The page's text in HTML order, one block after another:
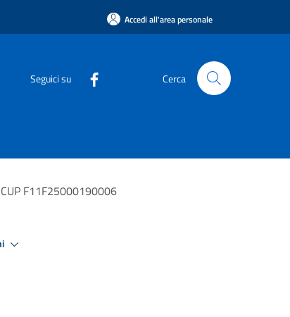
Accedi all'area personale
Seguici su Cerca
CUP F11F25000190006